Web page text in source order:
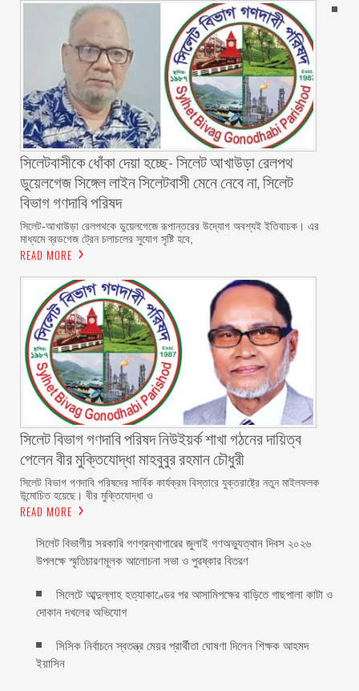
‎সিলেটবাসীকে ধোঁকা দেয়া হচ্ছে- সিলেট আখাউড়া রেলপথ
ডুয়েলগেজ সিঙ্গেল লাইন সিলেটবাসী মেনে নেবে না, সিলেট
বিভাগ গণদাবি পরিষদ
‎​সিলেট-আখাউড়া রেলপথকে ডুয়েলগেজে রূপান্তরের উদ্যোগ অবশ্যই ইতিবাচক। এর
মাধ্যমে ব্রডগেজ ট্রেন চলাচলের সুযোগ সৃষ্টি হবে,
READ MORE
সিলেট বিভাগ গণদাবি পরিষদ নিউইয়র্ক শাখা গঠনের দায়িত্ব
পেলেন বীর মুক্তিযোদ্ধা মাহবুবুর রহমান চৌধুরী ‎ ‎
‎সিলেট বিভাগ গণদাবি পরিষদের সার্বিক কার্যক্রম বিস্তারে যুক্তরাষ্ট্রে নতুন মাইলফলক
উন্মোচিত হয়েছে। বীর মুক্তিযোদ্ধা ও
READ MORE
সিলেট বিভাগীয় সরকারি গণগ্রন্থাগারের জুলাই গণঅভ্যুত্থান দিবস ২০২৬
উপলক্ষে স্মৃতিচারণমূলক আলোচনা সভা ও পুরষ্কার বিতরণ ‎ ‎
সিলেটে আব্দুল্লাহ হত্যাকাণ্ডের পর আসামিপক্ষের বাড়িতে গাছপালা কাটা ও
দোকান দখলের অভিযোগ
সিসিক নির্বাচনে স্বতন্ত্র মেয়র প্রার্থীতা ঘোষণা দিলেন শিক্ষক আহমদ
ইয়াসিন